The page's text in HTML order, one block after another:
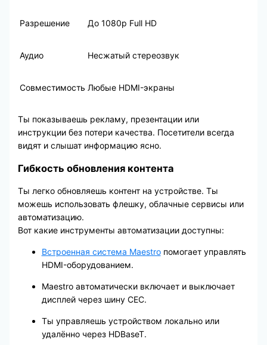
Разрешение До 1080p Full HD
Аудио Несжатый стереозвук
Совместимость Любые HDMI-экраны
Ты показываешь рекламу, презентации или
инструкции без потери качества. Посетители всегда
видят и слышат информацию ясно.
Гибкость обновления контента
Ты легко обновляешь контент на устройстве. Ты
можешь использовать флешку, облачные сервисы или
автоматизацию.
Вот какие инструменты автоматизации доступны:
Встроенная система Maestroпомогает управлять
HDMI-оборудованием.
Maestro автоматически включает и выключает
дисплей через шину CEC.
Ты управляешь устройством локально или
удалённо через HDBaseT.